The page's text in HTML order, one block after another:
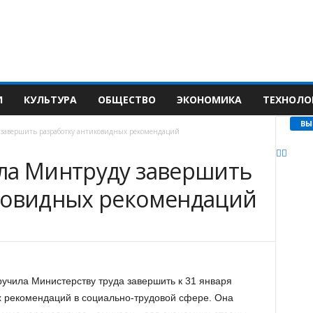
КУЛЬТУРА ОБЩЕСТВО ЭКОНОМИКА
разработку антиковидных рекомендаций
Минтруду завершить
рекомендаций
Министерству труда завершить к 31 января
рекомендаций в социально-трудовой сфере. Она